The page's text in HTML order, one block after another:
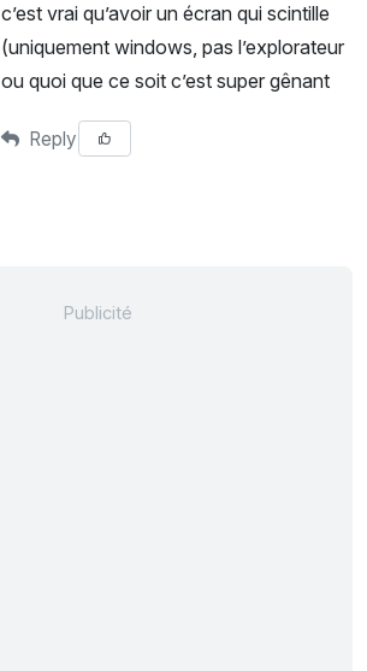
c’est vrai qu’avoir un écran qui scintille
(uniquement windows, pas l’explorateur
ou quoi que ce soit c’est super gênant
Reply